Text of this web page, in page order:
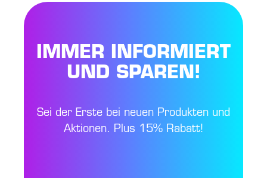
IMMER INFORMIERT
UND SPAREN!
Sei der Erste bei neuen Produkten und
Aktionen. Plus 15% Rabatt!